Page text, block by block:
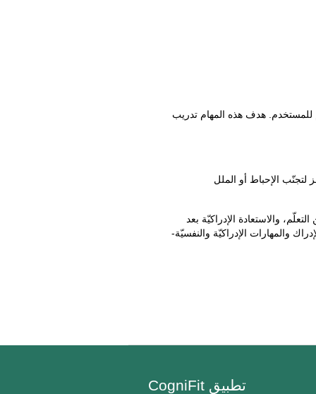
للمستخدم. هدف هذه المهام تدريب
لتجنّب الإحباط أو الملل
والاستعادة الإدراكيّة بعد
والمهارات الإدراكيّة والنفسيّة-
تطبيق CogniFit